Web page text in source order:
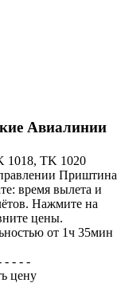
Авиалинии
1018, TK 1020
Приштина
время вылета и
Нажмите на
цены.
от 1ч 35мин
- - - -
цену